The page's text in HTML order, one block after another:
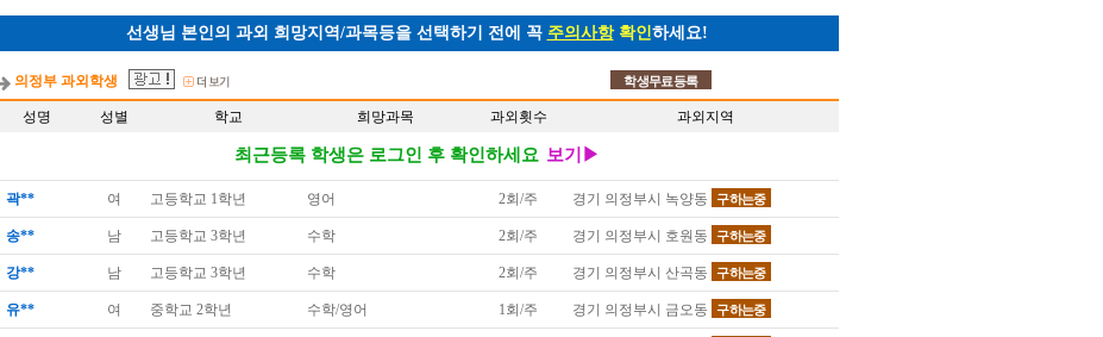
선생님 본인의 과외 희망지역/과목등을 선택하기 전에 꼭 주의사항 확인하세요!
의정부 과외학생 학생무료등록
성명 성별 학교 희망과목 과외횟수 과외지역
최근등록 학생은 로그인 후 확인하세요 보기▶
곽** 여 고등학교 1학년 영어 2회/주 경기 의정부시 녹양동 구하는중
송** 남 고등학교 3학년 수학 2회/주 경기 의정부시 호원동 구하는중
강** 남 고등학교 3학년 수학 2회/주 경기 의정부시 산곡동 구하는중
유** 여 중학교 2학년 수학/영어 1회/주 경기 의정부시 금오동 구하는중